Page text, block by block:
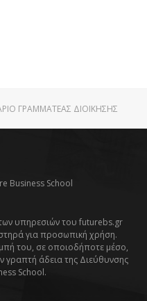
ΓΡΑΜΜΑΤΈΑΣ ΔΙΟΊΚΗΣΗΣ
Business School
υπηρεσιών του futurebs.gr
για προσωπική χρήση.
του, σε οποιοδήποτε μέσο,
γραπτή άδεια της Διεύθυνσης
School.